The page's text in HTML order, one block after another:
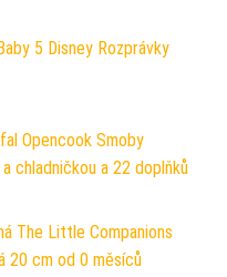
5 Disney Rozprávky
Opencook Smoby
chladničkou a 22 doplňků
The Little Companions
20 cm od 0 měsíců